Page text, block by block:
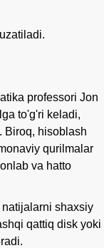
professori Jon
to'g'ri keladi,
Biroq, hisoblash
qurilmalar
va hatto
shaxsiy
qattiq disk yoki